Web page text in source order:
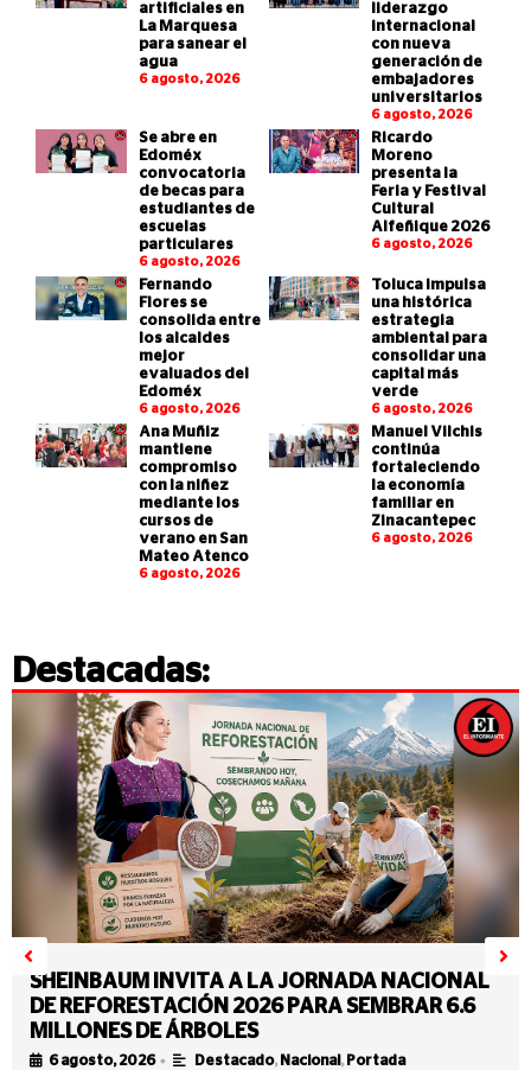
artificiales en
La Marquesa
para sanear el
agua
6 agosto, 2026
liderazgo
internacional
con nueva
generación de
embajadores
universitarios
6 agosto, 2026
Se abre en
Edoméx
convocatoria
de becas para
estudiantes de
escuelas
particulares
6 agosto, 2026
Ricardo
Moreno
presenta la
Feria y Festival
Cultural
Alfeñique 2026
6 agosto, 2026
Fernando
Flores se
consolida entre
los alcaldes
mejor
evaluados del
Edoméx
6 agosto, 2026
Toluca impulsa
una histórica
estrategia
ambiental para
consolidar una
capital más
verde
6 agosto, 2026
Ana Muñiz
mantiene
compromiso
con la niñez
mediante los
cursos de
verano en San
Mateo Atenco
6 agosto, 2026
Manuel Vilchis
continúa
fortaleciendo
la economía
familiar en
Zinacantepec
6 agosto, 2026
Destacadas:
SHEINBAUM INVITA A LA JORNADA NACIONAL
DE REFORESTACIÓN 2026 PARA SEMBRAR 6.6
MILLONES DE ÁRBOLES
6 agosto, 2026 • Destacado, Nacional , Portada